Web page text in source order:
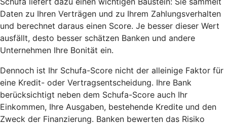
Daten zu Ihren Verträgen und zu Ihrem Zahlungsverhalten
und berechnet daraus einen Score. Je besser dieser Wert
ausfällt, desto besser schätzen Banken und andere
Unternehmen Ihre Bonität ein.
Dennoch ist Ihr Schufa-Score nicht der alleinige Faktor für
eine Kredit- oder Vertragsentscheidung. Ihre Bank
berücksichtigt neben dem Schufa-Score auch Ihr
Einkommen, Ihre Ausgaben, bestehende Kredite und den
Zweck der Finanzierung. Banken bewerten das Risiko